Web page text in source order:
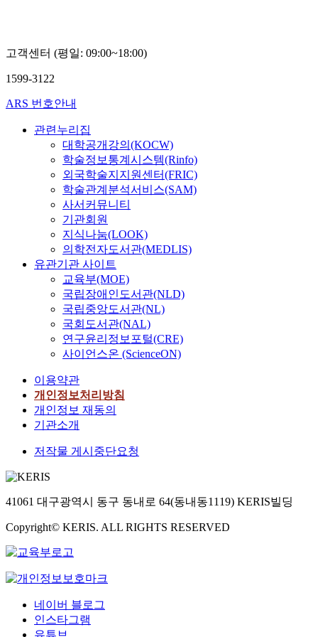
대
고객센터 (평일: 09:00~18:00)
1599-3122
ARS 번호안내
관련누리집
대학공개강의(KOCW)
학술정보통계시스템(Rinfo)
외국학술지지원센터(FRIC)
학술관계분석서비스(SAM)
사서커뮤니티
기관회원
지식나눔(LOOK)
의학전자도서관(MEDLIS)
유관기관 사이트
교육부(MOE)
국립장애인도서관(NLD)
국립중앙도서관(NL)
국회도서관(NAL)
연구윤리정보포털(CRE)
사이언스온 (ScienceON)
이용약관
개인정보처리방침
개인정보 재동의
기관소개
저작물 게시중단요청
41061 대구광역시 동구 동내로 64(동내동1119) KERIS빌딩
Copyright© KERIS. ALL RIGHTS RESERVED
네이버 블로그
인스타그램